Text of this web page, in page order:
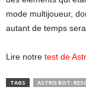
mode multijoueur,
autant de temps
Lire notre test de
TAGS ASTRO BOT: